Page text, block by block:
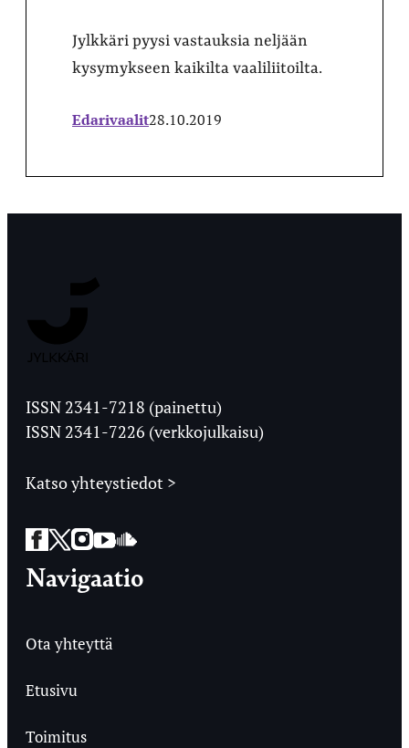
Jylkkäri pyysi vastauksia neljään
kysymykseen kaikilta vaaliliitoilta.
Edarivaalit28.10.2019
Ylioppilaslehti
ISSN 2341-7218 (painettu)
ISSN 2341-7226 (verkkojulkaisu)
Katso yhteystiedot >
Facebook
Twitter
Instagram
YouTube
SoundCloud
Navigaatio
Ota yhteyttä
Etusivu
Toimitus